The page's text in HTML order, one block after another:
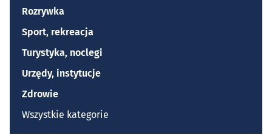
Rozrywka
Sport, rekreacja
Turystyka, noclegi
Urzędy, instytucje
Zdrowie
Wszystkie kategorie